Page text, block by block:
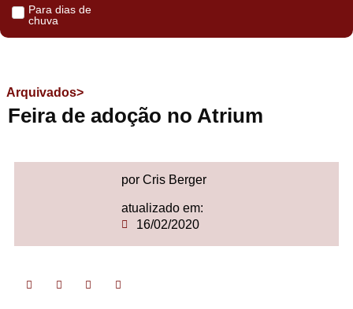
Para dias de
chuva
Arquivados>
Feira de adoção no Atrium
por Cris Berger
atualizado em:
16/02/2020